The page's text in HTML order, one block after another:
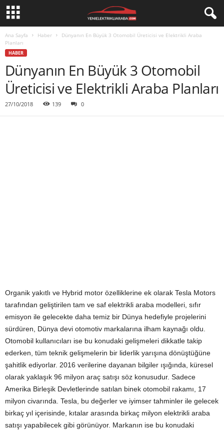
Ana Sayfa Haber
Dünyanın En Büyük 3 Otomobil Üreticisi ve Elektrikli Araba
Planları
HABER
Dünyanın En Büyük 3 Otomobil
Üreticisi ve Elektrikli Araba Planları
27/10/2018 139 0
Organik yakıtlı ve Hybrid motor özelliklerine ek olarak Tesla Motors
tarafından geliştirilen tam ve saf elektrikli araba modelleri, sıfır
emisyon ile gelecekte daha temiz bir Dünya hedefiyle projelerini
sürdüren, Dünya devi otomotiv markalarına ilham kaynağı oldu.
Otomobil kullanıcıları ise bu konudaki gelişmeleri dikkatle takip
ederken, tüm teknik gelişmelerin bir liderlik yarışına dönüştüğüne
şahitlik ediyorlar. 2016 verilerine dayanan bilgiler ışığında, küresel
olarak yaklaşık 96 milyon araç satışı söz konusudur. Sadece
Amerika Birleşik Devletlerinde satılan binek otomobil rakamı, 17
milyon civarında. Tesla, bu değerler ve iyimser tahminler ile gelecek
birkaç yıl içerisinde, kıtalar arasında birkaç milyon elektrikli araba
satışı yapabilecek gibi görünüyor. Markanın ise bu konudaki